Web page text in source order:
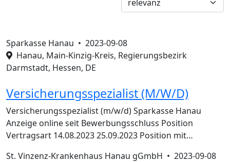
Sparkasse Hanau • 2023-09-08
Hanau, Main-Kinzig-Kreis, Regierungsbezirk
Darmstadt, Hessen, DE
Versicherungsspezialist (M/W/D)
Versicherungsspezialist (m/w/d) Sparkasse Hanau
Anzeige online seit Bewerbungsschluss Position
Vertragsart 14.08.2023 25.09.2023 Position mit…
St. Vinzenz-Krankenhaus Hanau gGmbH • 2023-09-08